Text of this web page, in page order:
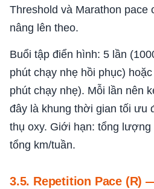
Threshold và Marathon pace
nâng lên theo.
Buổi tập điển hình: 5 lần
phút chạy nhẹ hồi phục)
phút chạy nhẹ). Mỗi lần nên
đây là khung thời gian tối ưu
thụ oxy. Giới hạn: tổng
tổng km/tuần.
3.5. Repetition Pace (R)